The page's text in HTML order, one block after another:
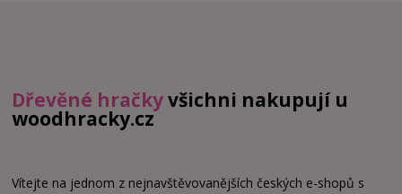
Dřevěné hračkyvšichni nakupují u
woodhracky.cz
Vítejte na jednom z nejnavštěvovanějších českých e-shopů s